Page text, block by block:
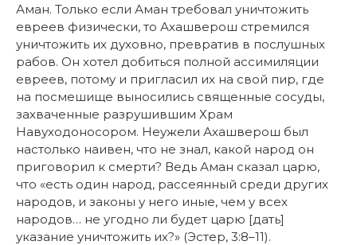
Аман. Только если Аман требовал уничтожить
евреев физически, то Ахашверош стремился
уничтожить их духовно, превратив в послушных
рабов. Он хотел добиться полной ассимиляции
евреев, потому и пригласил их на свой пир, где
на посмешище выносились священные сосуды,
захваченные разрушившим Храм
Навуходоносором. Неужели Ахашверош был
настолько наивен, что не знал, какой народ он
приговорил к смерти? Ведь Аман сказал царю,
что «есть один народ, рассеянный среди других
народов, и законы у него иные, чем у всех
народов… не угодно ли будет царю [дать]
указание уничтожить их?» (Эстер, 3:8–11).